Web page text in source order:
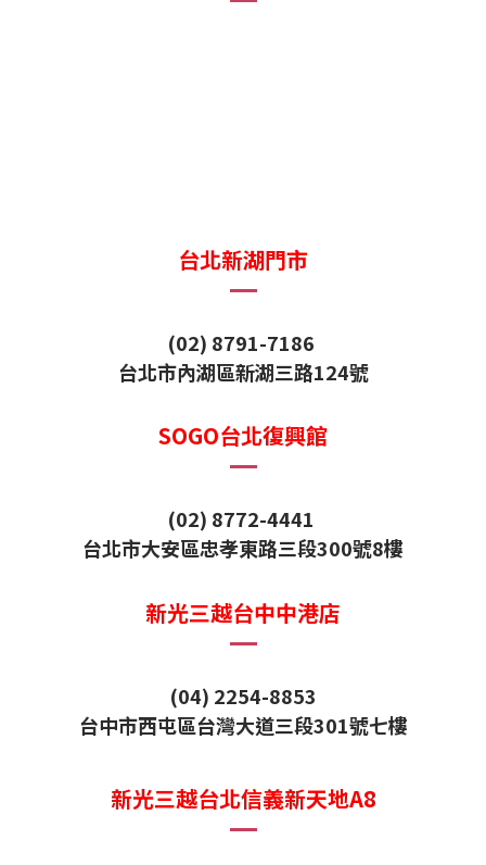
台北新湖門市
(02) 8791-7186
台北市內湖區新湖三路124號
SOGO台北復興館
(02) 8772-4441
台北市大安區忠孝東路三段300號8樓
新光三越台中中港店
(04) 2254-8853
台中市西屯區台灣大道三段301號七樓
新光三越台北信義新天地A8